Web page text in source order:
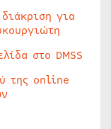
για
στο DMSS
της online